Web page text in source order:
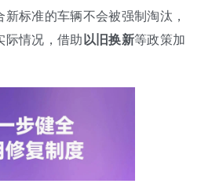
标准的车辆不会被强制淘汰，
际情况，借助 以旧换新等政策加